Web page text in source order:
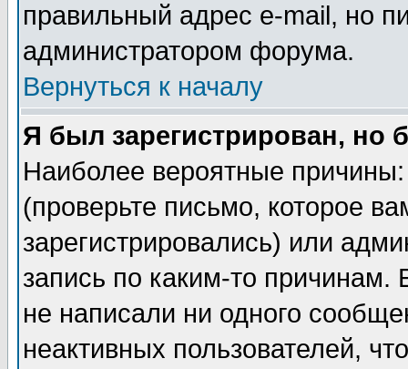
правильный адрес e-mail, но
администратором форума.
Вернуться к началу
Я был зарегистрирован, но
Наиболее вероятные
(проверьте письмо, которое
зарегистрировались) или
запись по каким-то
не написали ни одного
неактивных пользователей,